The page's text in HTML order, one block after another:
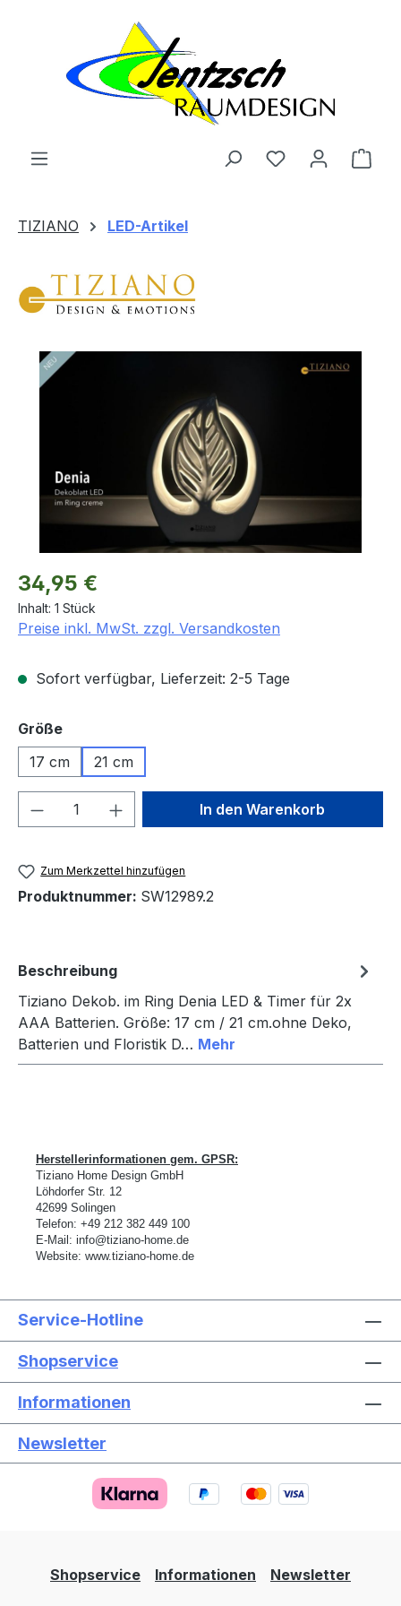
Zum Hauptinhalt springen
TIZIANO LED-Artikel
Bildergalerie überspringen
Regulärer Preis:
34,95 €
Inhalt: 1 Stück
Preise inkl. MwSt. zzgl. Versandkosten
Sofort verfügbar, Lieferzeit: 2-5 Tage
Größeauswählen
17 cm
21 cm
Produkt Anzahl: Gib denIn den Warenkorb
Zum Merkzettel hinzufügen
Produktnummer: SW12989.2
Beschreibung
Tiziano Dekob. im Ring Denia LED & Timer für 2x
AAA Batterien. Größe: 17 cm / 21 cm.ohne Deko,
Batterien und Floristik D… Mehr
Herstellerinformationen gem. GPSR:
Tiziano Home Design GmbH
öhdorfer Str. 12
42699 Solingen
Telefon: +49 212 382 449 100
E-Mail: info@tiziano-home.de
Website: www.tiziano-home.de
Service-Hotline
Shopservice
Informationen
Newsletter
Shopservice Informationen Newsletter
Text vergrößern
Farben invertieren Monochrom